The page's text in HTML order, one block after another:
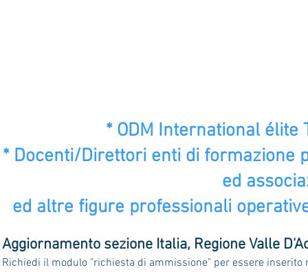
* ODM International
* Docenti/Direttori enti di formazione
ed
ed altre figure professionali
Aggiornamento sezione Italia, Regione Valle
Richiedi il modulo "richiesta di ammissione" per essere